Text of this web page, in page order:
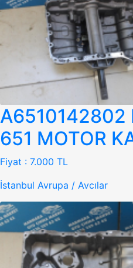
A6510142802
651 MOTOR
Fiyat : 7.000 TL
İstanbul Avrupa / Avcılar